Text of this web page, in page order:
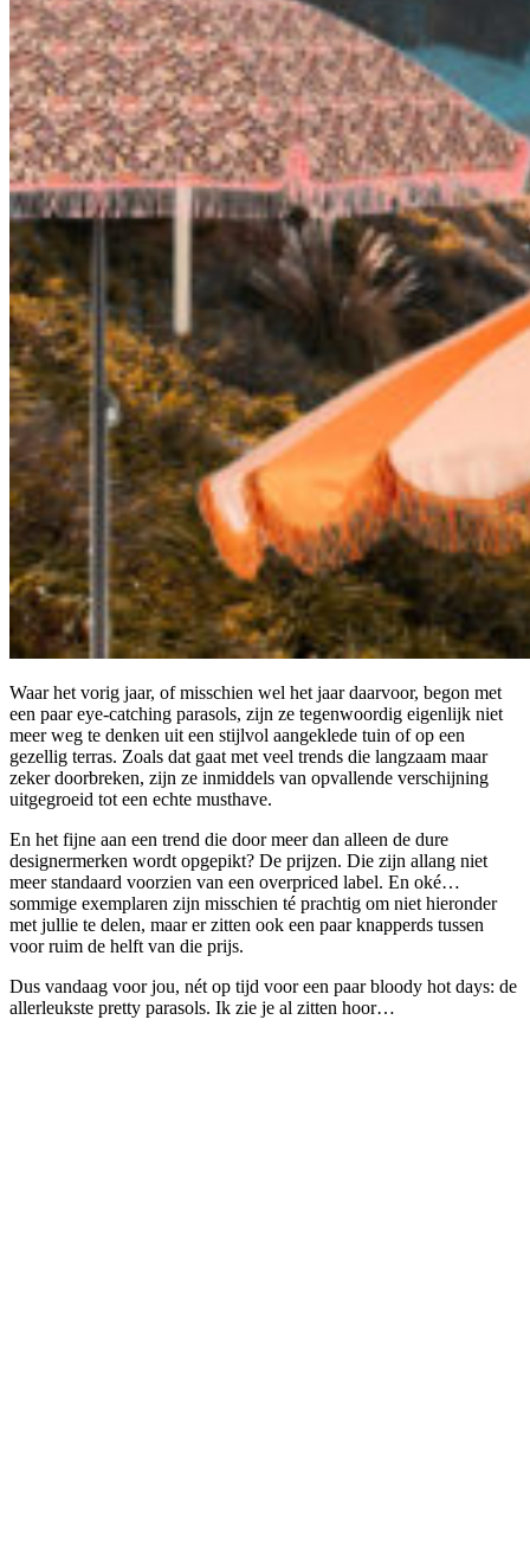
Waar het vorig jaar, of misschien wel het jaar daarvoor, begon met
een paar eye-catching parasols, zijn ze tegenwoordig eigenlijk niet
meer weg te denken uit een stijlvol aangeklede tuin of op een
gezellig terras. Zoals dat gaat met veel trends die langzaam maar
zeker doorbreken, zijn ze inmiddels van opvallende verschijning
uitgegroeid tot een echte musthave.
En het fijne aan een trend die door meer dan alleen de dure
designermerken wordt opgepikt? De prijzen. Die zijn allang niet
meer standaard voorzien van een overpriced label. En oké…
sommige exemplaren zijn misschien té prachtig om niet hieronder
met jullie te delen, maar er zitten ook een paar knapperds tussen
voor ruim de helft van die prijs.
Dus vandaag voor jou, nét op tijd voor een paar bloody hot days: de
allerleukste pretty parasols. Ik zie je al zitten hoor…